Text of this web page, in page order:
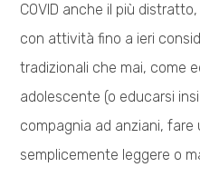
COVID anche il più
con attività fino a ieri
tradizionali che mai, come
adolescente (o educarsi
compagnia ad anziani, fare
semplicemente leggere o